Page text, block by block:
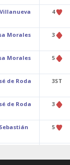
4
Morales
3
Morales
5
de Roda
3ST
de Roda
3
5